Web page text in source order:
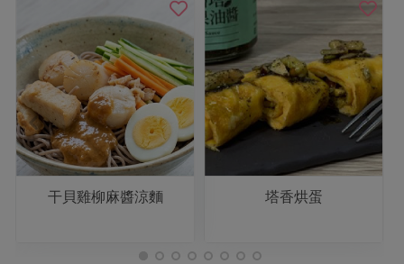
干貝雞柳麻醬涼麵 塔香烘蛋